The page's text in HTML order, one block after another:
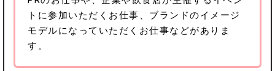
トに参加いただくお仕事、ブランドのイメージ
モデルになっていただくお仕事などがありま
す。